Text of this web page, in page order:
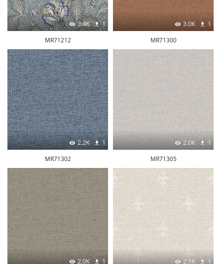
3.4K 1
MR71212
3.0K 1
MR71300
2.2K 1
MR71302
2.0K 1
MR71305
2.0K 1 2.1K 1